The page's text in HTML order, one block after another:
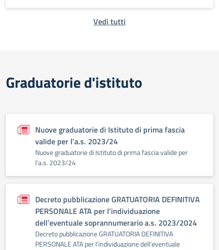
Vedi tutti
Graduatorie d'istituto
Nuove graduatorie di Istituto di prima fascia
valide per l’a.s. 2023/24
Nuove graduatorie di Istituto di prima fascia valide per
l’a.s. 2023/24
Decreto pubblicazione GRATUATORIA DEFINITIVA
PERSONALE ATA per l’individuazione
dell’eventuale soprannumerario a.s. 2023/2024
Decreto pubblicazione GRATUATORIA DEFINITIVA
PERSONALE ATA per l’individuazione dell’eventuale